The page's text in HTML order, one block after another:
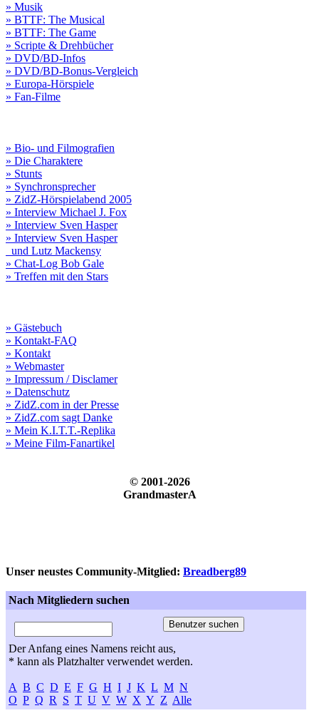
» Musik
» BTTF: The Musical
» BTTF: The Game
» Scripte & Drehbücher
» DVD/BD-Infos
» DVD/BD-Bonus-Vergleich
» Europa-Hörspiele
» Fan-Filme
» Bio- und Filmografien
» Die Charaktere
» Stunts
» Synchronsprecher
» ZidZ-Hörspielabend 2005
» Interview Michael J. Fox
» Interview Sven Hasper
» Interview Sven Hasper
und Lutz Mackensy
» Chat-Log Bob Gale
» Treffen mit den Stars
» Gästebuch
» Kontakt-FAQ
» Kontakt
» Webmaster
» Impressum / Disclamer
» Datenschutz
» ZidZ.com in der Presse
» ZidZ.com sagt Danke
» Mein K.I.T.T.-Replika
» Meine Film-Fanartikel
© 2001-2026
GrandmasterA
Unser neustes Community-Mitglied: Breadberg89
Nach Mitgliedern suchen
Der Anfang eines Namens reicht aus,
* kann als Platzhalter verwendet werden.
A B C D E F G H I J K L M N
O P Q R S T U V W X Y Z Alle